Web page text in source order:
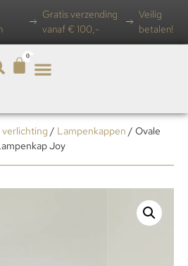
Gratis verzending
vanaf € 100,-
Veilig
betalen!
0
/ Lampenkappen / Ovale
Joy